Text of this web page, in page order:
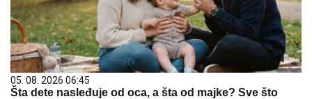
05. 08. 2026 06:45
Šta dete nasleđuje od oca, a šta od majke? Sve što